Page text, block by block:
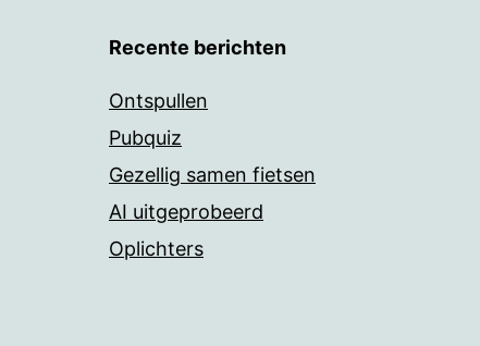
Recente berichten
Ontspullen
Pubquiz
Gezellig samen fietsen
AI uitgeprobeerd
Oplichters